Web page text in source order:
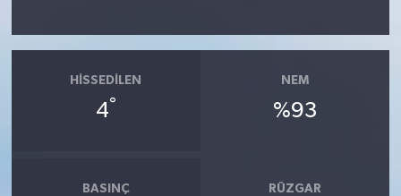
HISSEDILEN
4°
NEM
%93
BASINÇ RÜZGAR